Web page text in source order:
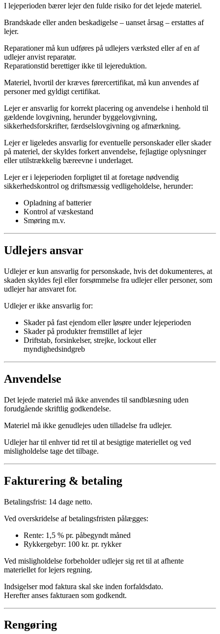
I lejeperioden bærer lejer den fulde risiko for det lejede materiel.
Brandskade eller anden beskadigelse – uanset årsag – erstattes af
lejer.
Reparationer må kun udføres på udlejers værksted eller af en af
udlejer anvist reparatør.
Reparationstid berettiger ikke til lejereduktion.
Materiel, hvortil der kræves førercertifikat, må kun anvendes af
personer med gyldigt certifikat.
Lejer er ansvarlig for korrekt placering og anvendelse i henhold til
gældende lovgivning, herunder byggelovgivning,
sikkerhedsforskrifter, færdselslovgivning og afmærkning.
Lejer er ligeledes ansvarlig for eventuelle personskader eller skader
på materiel, der skyldes forkert anvendelse, fejlagtige oplysninger
eller utilstrækkelig bæreevne i underlaget.
Lejer er i lejeperioden forpligtet til at foretage nødvendig
sikkerhedskontrol og driftsmæssig vedligeholdelse, herunder:
Opladning af batterier
Kontrol af væskestand
Smøring m.v.
Udlejers ansvar
Udlejer er kun ansvarlig for personskade, hvis det dokumenteres, at
skaden skyldes fejl eller forsømmelse fra udlejer eller personer, som
udlejer har ansvaret for.
Udlejer er ikke ansvarlig for:
Skader på fast ejendom eller løsøre under lejeperioden
Skader på produkter fremstillet af lejer
Driftstab, forsinkelser, strejke, lockout eller
myndighedsindgreb
Anvendelse
Det lejede materiel må ikke anvendes til sandblæsning uden
forudgående skriftlig godkendelse.
Materiel må ikke genudlejes uden tilladelse fra udlejer.
Udlejer har til enhver tid ret til at besigtige materiellet og ved
misligholdelse tage det tilbage.
Fakturering & betaling
Betalingsfrist: 14 dage netto.
Ved overskridelse af betalingsfristen pålægges:
Rente: 1,5 % pr. påbegyndt måned
Rykkergebyr: 100 kr. pr. rykker
Ved misligholdelse forbeholder udlejer sig ret til at afhente
materiellet for lejers regning.
Indsigelser mod faktura skal ske inden forfaldsdato.
Herefter anses fakturaen som godkendt.
Rengøring